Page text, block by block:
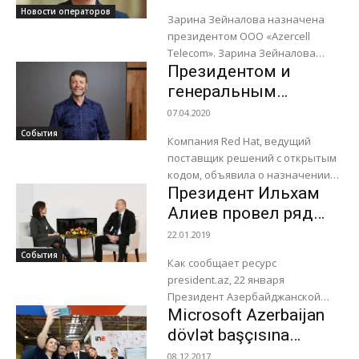
Дидрихом, сообщает...
Новости операторов
Зарина Зейналова назначена
президентом ООО «Azercell
Telecom». Зарина Зейналова
имеет диплом по Управлению
Персоналом и Развитию
Университета Ноттингем Трент в
Великобритании. Она является
членом...
События
Президентом и
генеральным
директором Red Hat
07.04.2020
Компания Red Hat, ведущий
поставщик решений с открытым
кодом, объявила о назначении
Пола Кормье (Paul Cormier)
президентом и генеральным
директором компании. Пол
сменил на...
События
Президент Ильхам
Алиев провел ряд
встреч в Давосе с
представителями IT-
компаний
22.01.2019
Как сообщает ресурс
president.az, 22 января
Президент Азербайджанской
Республики Ильхам Алиев
встретился в Давосе с вице-
президентом и руководителем
Microsoft Azerbaijan
dövlət başçısına
08.12.2017